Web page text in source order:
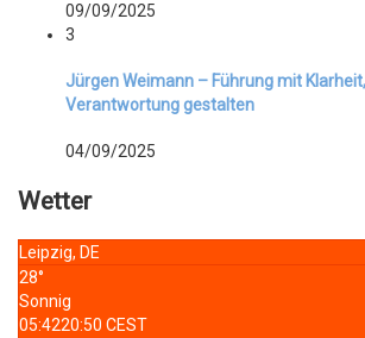
09/09/2025
3
Jürgen Weimann – Führung mit
Verantwortung gestalten
04/09/2025
Wetter
Leipzig, DE
28°
Sonnig
05:4220:50 CEST